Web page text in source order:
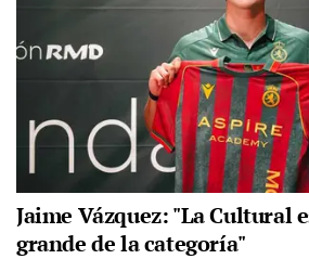
Jaime Vázquez: "La Cultural
grande de la categoría"